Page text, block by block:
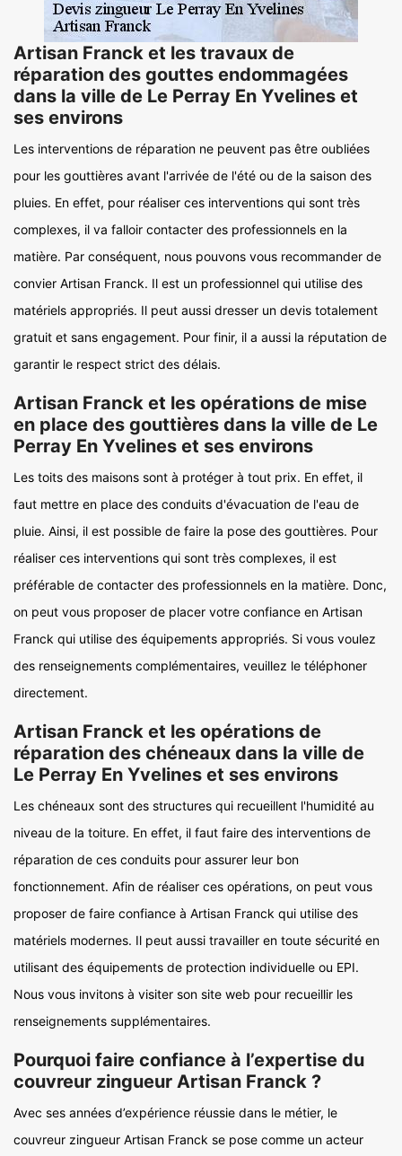
Artisan Franck et les travaux de
réparation des gouttes endommagées
dans la ville de Le Perray En Yvelines et
ses environs
Les interventions de réparation ne peuvent pas être oubliées
pour les gouttières avant l'arrivée de l'été ou de la saison des
pluies. En effet, pour réaliser ces interventions qui sont très
complexes, il va falloir contacter des professionnels en la
matière. Par conséquent, nous pouvons vous recommander de
convier Artisan Franck. Il est un professionnel qui utilise des
matériels appropriés. Il peut aussi dresser un devis totalement
gratuit et sans engagement. Pour finir, il a aussi la réputation de
garantir le respect strict des délais.
Artisan Franck et les opérations de mise
en place des gouttières dans la ville de Le
Perray En Yvelines et ses environs
Les toits des maisons sont à protéger à tout prix. En effet, il
faut mettre en place des conduits d'évacuation de l'eau de
pluie. Ainsi, il est possible de faire la pose des gouttières. Pour
réaliser ces interventions qui sont très complexes, il est
préférable de contacter des professionnels en la matière. Donc,
on peut vous proposer de placer votre confiance en Artisan
Franck qui utilise des équipements appropriés. Si vous voulez
des renseignements complémentaires, veuillez le téléphoner
directement.
Artisan Franck et les opérations de
réparation des chéneaux dans la ville de
Le Perray En Yvelines et ses environs
Les chéneaux sont des structures qui recueillent l'humidité au
niveau de la toiture. En effet, il faut faire des interventions de
réparation de ces conduits pour assurer leur bon
fonctionnement. Afin de réaliser ces opérations, on peut vous
proposer de faire confiance à Artisan Franck qui utilise des
matériels modernes. Il peut aussi travailler en toute sécurité en
utilisant des équipements de protection individuelle ou EPI.
Nous vous invitons à visiter son site web pour recueillir les
renseignements supplémentaires.
Pourquoi faire confiance à l’expertise du
couvreur zingueur Artisan Franck ?
Avec ses années d’expérience réussie dans le métier, le
couvreur zingueur Artisan Franck se pose comme un acteur